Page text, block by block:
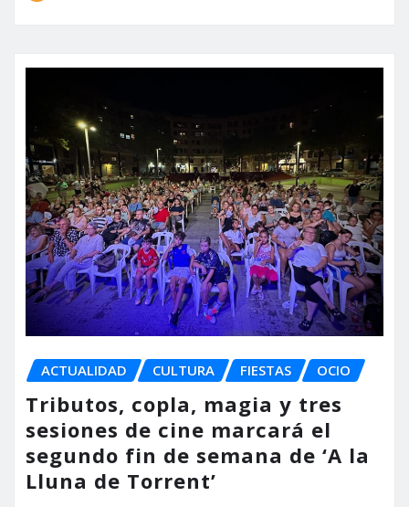
ACTUALIDAD CULTURA FIESTAS OCIO
Tributos, copla, magia y tres
sesiones de cine marcará el
segundo fin de semana de ‘A la
Lluna de Torrent’